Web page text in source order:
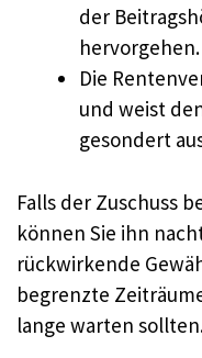
der
hervorgehen.
Die
und weist
gesondert
Falls der Zuschuss
können Sie ihn
rückwirkende
begrenzte
lange warten